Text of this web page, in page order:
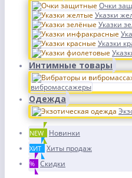
Очки
Указки
Указки
Указки
Интимные товары
вибромассажеры
Одежда
NEW Новинки
ХИТ Хиты продаж
% Скидки